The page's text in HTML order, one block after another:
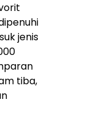
jenis
tiba,